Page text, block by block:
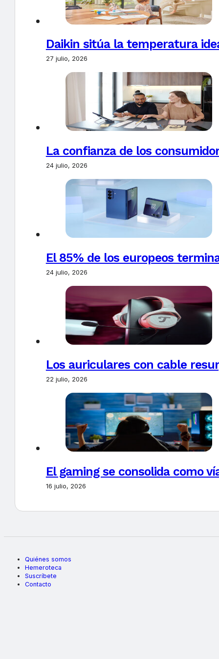
Daikin sitúa la temperatura
27 julio, 2026
La confianza de los
24 julio, 2026
El 85% de los europeos
24 julio, 2026
Los auriculares con cable
22 julio, 2026
El gaming se consolida como
16 julio, 2026
Quiénes somos
Hemeroteca
Suscríbete
Contacto